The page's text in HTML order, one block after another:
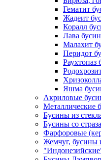
Гематит
Жадеит
Коралл
Лава
Малахит
Перидот
Раухтопаз
Яшма
Акриловые
Металлические
Бусины из
Бусины со
Фарфоровые
Жемчуг, бусины